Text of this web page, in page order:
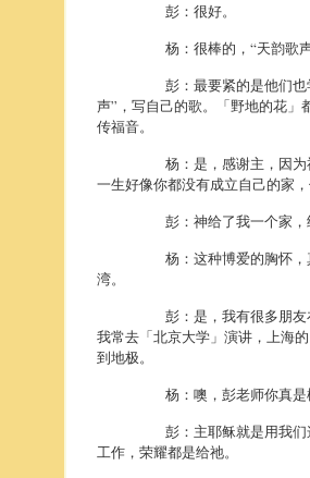
彭：很好。
杨：很棒的，“天韵歌声”不
彭：最要紧的是他们也学一
声”，写自己的歌。「野地的花」
传福音。
杨：是，感谢主，因为神赋
一生好像你都没有成立自己的家
彭：神给了我一个家，给了
杨：这种博爱的胸怀，真是
湾。
彭：是，我有很多朋友在那
我常去「北京大学」演讲，上海
到地极。
杨：噢，彭老师你真是桃
彭：主耶稣就是用我们这些
工作，荣耀都是给祂。